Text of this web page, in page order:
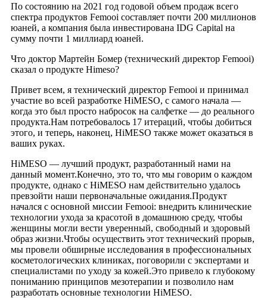
По состоянию на 2021 год годовой объем продаж всего
спектра продуктов Femooi составляет почти 200 миллионов
юаней, а компания была инвестирована IDG Capital на
сумму почти 1 миллиард юаней.
Что доктор Мартейн Бомер (технический директор Femooi)
сказал о продукте Himeso?
Привет всем, я технический директор Femooi и принимал
участие во всей разработке HiMESO, с самого начала —
когда это был просто набросок на салфетке — до реального
продукта.Нам потребовалось 17 итераций, чтобы добиться
этого, и теперь, наконец, HiMESO также может оказаться в
ваших руках.
HiMESO — лучший продукт, разработанный нами на
данный момент.Конечно, это то, что мы говорим о каждом
продукте, однако с HiMESO нам действительно удалось
превзойти наши первоначальные ожидания.Продукт
начался с основной миссии Femooi: внедрить клинические
технологии ухода за красотой в домашнюю среду, чтобы
женщины могли вести уверенный, свободный и здоровый
образ жизни.Чтобы осуществить этот технический прорыв,
мы провели обширные исследования в профессиональных
косметологических клиниках, поговорили с экспертами и
специалистами по уходу за кожей.Это привело к глубокому
пониманию принципов мезотерапии и позволило нам
разработать основные технологии HiMESO.